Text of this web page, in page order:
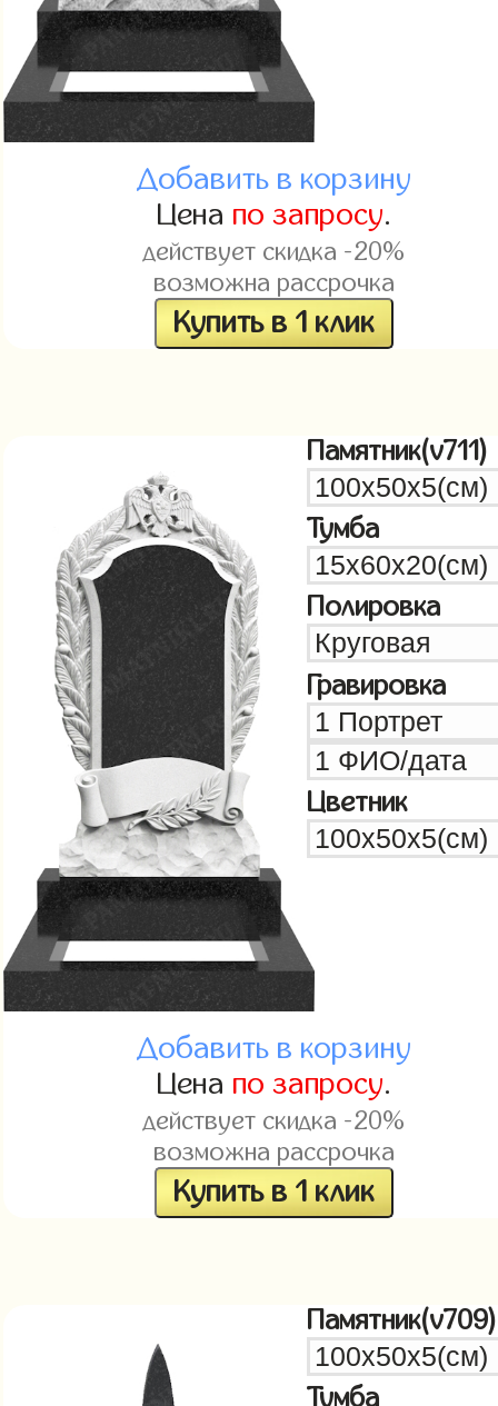
Добавить в корзину
Цена по запросу.
действует скидка -20%
возможна рассрочка
Купить в 1 клик
Памятник(v711)
Тумба
Полировка
Гравировка
Цветник
Добавить в корзину
Цена по запросу.
действует скидка -20%
возможна рассрочка
Купить в 1 клик
Памятник(v709)
Тумба